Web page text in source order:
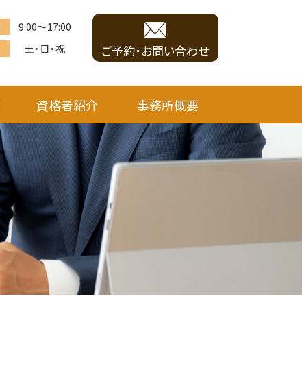
9:00～17:00
土・日・祝 ご予約・お問い合わせ
資格者紹介 事務所概要